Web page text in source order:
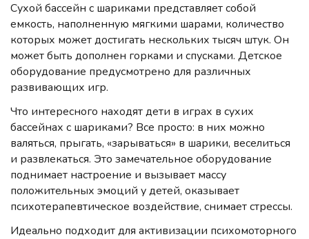
Сухой бассейн с шариками представляет собой
емкость, наполненную мягкими шарами, количество
которых может достигать нескольких тысяч штук. Он
может быть дополнен горками и спусками. Детское
оборудование предусмотрено для различных
развивающих игр.
Что интересного находят дети в играх в сухих
бассейнах с шариками? Все просто: в них можно
валяться, прыгать, «зарываться» в шарики, веселиться
и развлекаться. Это замечательное оборудование
поднимает настроение и вызывает массу
положительных эмоций у детей, оказывает
психотерапевтическое воздействие, снимает стрессы.
Идеально подходит для активизации психомоторного